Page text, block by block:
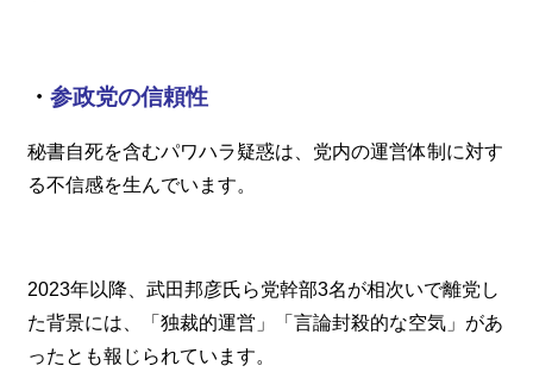
・ 参政党の信頼性
秘書自死を含むパワハラ疑惑は、党内の運営体制に対す
る不信感を生んでいます。
2023年以降、武田邦彦氏ら党幹部3名が相次いで離党し
た背景には、「独裁的運営」「言論封殺的な空気」があ
ったとも報じられています。